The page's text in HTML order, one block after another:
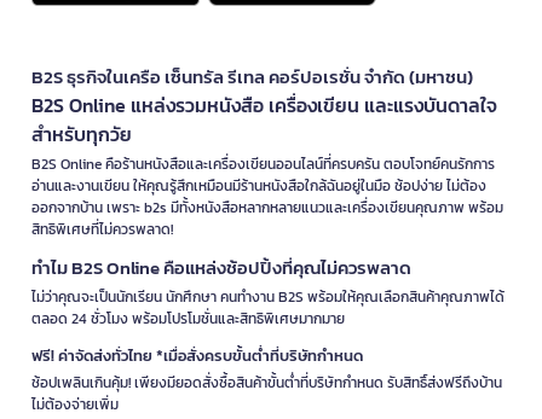
B2S ธุรกิจในเครือ เซ็นทรัล รีเทล คอร์ปอเรชั่น จำกัด (มหาชน)
B2S Online แหล่งรวมหนังสือ เครื่องเขียน และแรงบันดาลใจ
สำหรับทุกวัย
B2S Online คือร้านหนังสือและเครื่องเขียนออนไลน์ที่ครบครัน ตอบโจทย์คนรักการ
อ่านและงานเขียน ให้คุณรู้สึกเหมือนมีร้านหนังสือใกล้ฉันอยู่ในมือ ช้อปง่าย ไม่ต้อง
ออกจากบ้าน เพราะ b2s มีทั้งหนังสือหลากหลายแนวและเครื่องเขียนคุณภาพ พร้อม
สิทธิพิเศษที่ไม่ควรพลาด!
ทำไม B2S Online คือแหล่งช้อปปิ้งที่คุณไม่ควรพลาด
ไม่ว่าคุณจะเป็นนักเรียน นักศึกษา คนทำงาน B2S พร้อมให้คุณเลือกสินค้าคุณภาพได้
ตลอด 24 ชั่วโมง พร้อมโปรโมชั่นและสิทธิพิเศษมากมาย
ฟรี! ค่าจัดส่งทั่วไทย *เมื่อสั่งครบขั้นต่ำที่บริษัทกำหนด
ช้อปเพลินเกินคุ้ม! เพียงมียอดสั่งซื้อสินค้าขั้นต่ำที่บริษัทกำหนด รับสิทธิ์ส่งฟรีถึงบ้าน
ไม่ต้องจ่ายเพิ่ม